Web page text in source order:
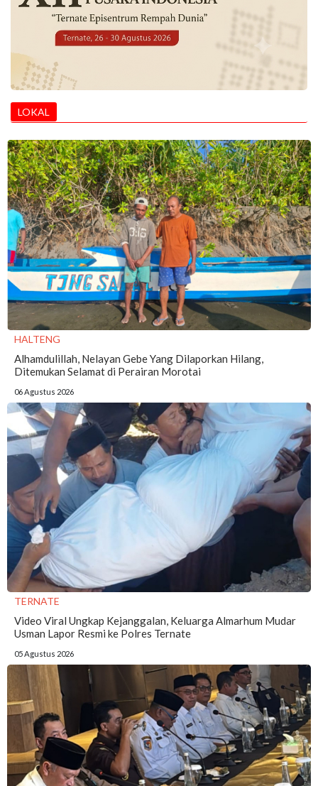
LOKAL
HALTENG
Alhamdulillah, Nelayan Gebe Yang Dilaporkan Hilang,
Ditemukan Selamat di Perairan Morotai
06 Agustus 2026
TERNATE
Video Viral Ungkap Kejanggalan, Keluarga Almarhum Mudar
Usman Lapor Resmi ke Polres Ternate
05 Agustus 2026